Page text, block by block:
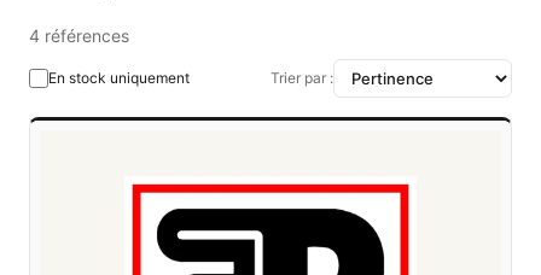
4 références
En stock uniquement Trier par :